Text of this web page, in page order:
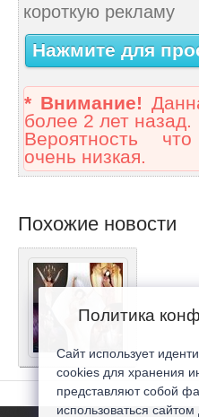
короткую рекламу
Нажмите для
* Внимание!
более 2 лет назад.
Вероятность
очень низкая.
Похожие новости
Политика
Сайт использует
cookies для хранения
представляют собой
использоваться